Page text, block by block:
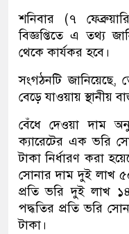
শনিবার (৭
বিজ্ঞপ্তিতে এ তথ্য
থেকে কার্যকর হবে।
সংগঠনটি জানিয়েছে,
বেড়ে যাওয়ায় স্থানীয়
বেঁধে দেওয়া দাম
ক্যারেটের এক ভরি
টাকা নির্ধারণ করা
সোনার দাম দুই লাখ
প্রতি ভরি দুই লাখ
পদ্ধতির প্রতি ভরি
টাকা।